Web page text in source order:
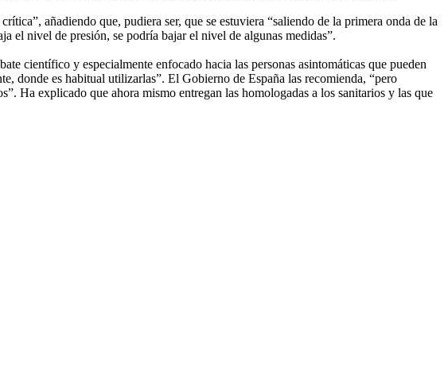
añadiendo que, pudiera ser, que se estuviera “saliendo de la primera onda de la
el nivel de presión, se podría bajar el nivel de algunas medidas”.
científico y especialmente enfocado hacia las personas asintomáticas que pueden
donde es habitual utilizarlas”. El Gobierno de España las recomienda, “pero
Ha explicado que ahora mismo entregan las homologadas a los sanitarios y las que